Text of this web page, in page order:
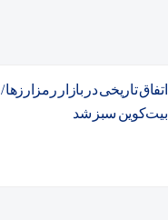
اتفاق تاریخی در بازار رمزارزها /
بیت‌کوین سبز شد